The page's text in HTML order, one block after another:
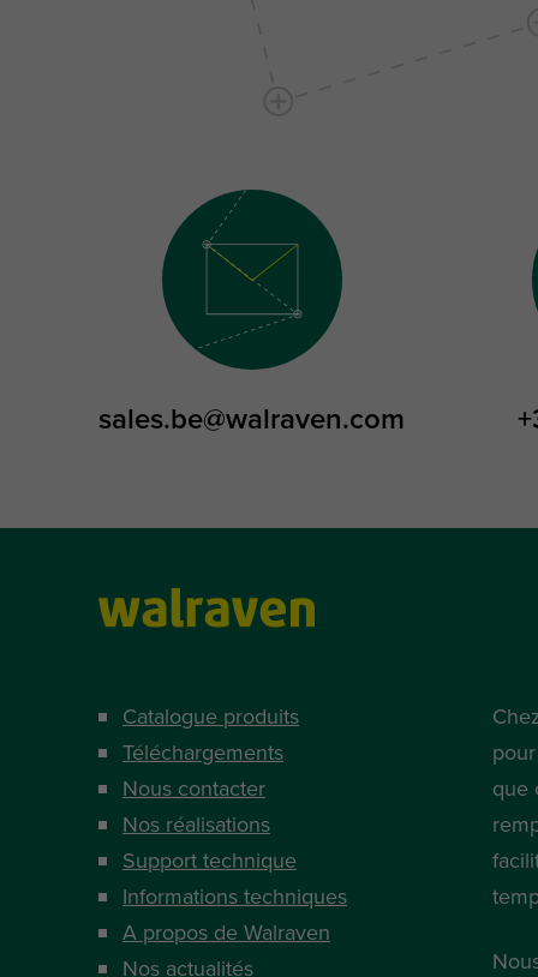
sales.be@walraven.com
Catalogue produits
Téléchargements
Nous contacter
Nos réalisations
Support technique
Informations techniques
A propos de Walraven
Nos actualités
que